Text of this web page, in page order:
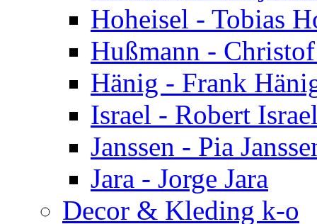
Hoheisel - Tobias
Hußmann -
Hänig - Frank
Israel - Robert
Janssen - Pia
Jara - Jorge Jara
Decor & Kleding k-o